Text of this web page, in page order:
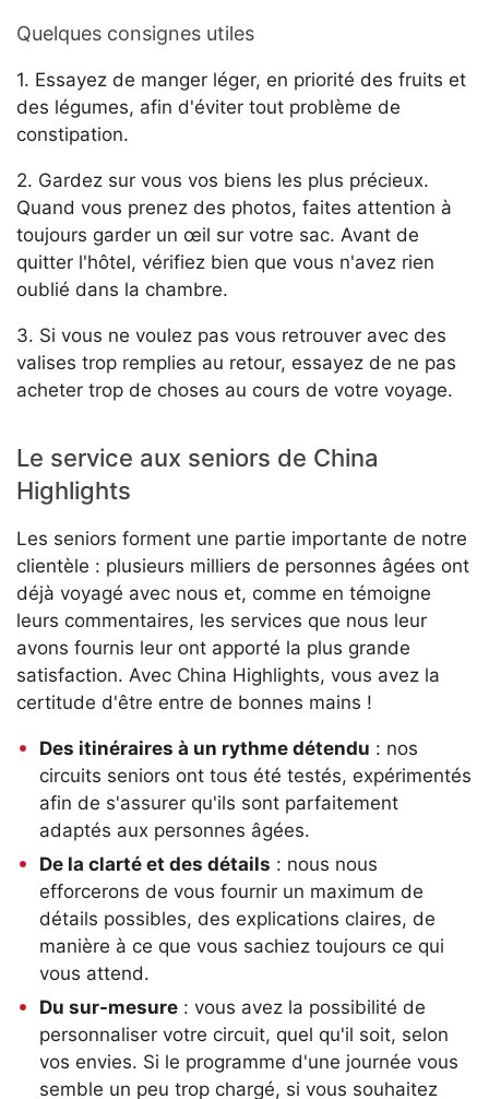
Quelques consignes utiles
1. Essayez de manger léger, en priorité des fruits et
des légumes, afin d'éviter tout problème de
constipation.
2. Gardez sur vous vos biens les plus précieux.
Quand vous prenez des photos, faites attention à
toujours garder un œil sur votre sac. Avant de
quitter l'hôtel, vérifiez bien que vous n'avez rien
oublié dans la chambre.
3. Si vous ne voulez pas vous retrouver avec des
valises trop remplies au retour, essayez de ne pas
acheter trop de choses au cours de votre voyage.
Le service aux seniors de China
Highlights
Les seniors forment une partie importante de notre
clientèle : plusieurs milliers de personnes âgées ont
déjà voyagé avec nous et, comme en témoigne
leurs commentaires, les services que nous leur
avons fournis leur ont apporté la plus grande
satisfaction. Avec China Highlights, vous avez la
certitude d'être entre de bonnes mains !
Des itinéraires à un rythme détendu : nos
circuits seniors ont tous été testés, expérimentés
afin de s'assurer qu'ils sont parfaitement
adaptés aux personnes âgées.
De la clarté et des détails : nous nous
efforcerons de vous fournir un maximum de
détails possibles, des explications claires, de
manière à ce que vous sachiez toujours ce qui
vous attend.
Du sur-mesure : vous avez la possibilité de
personnaliser votre circuit, quel qu'il soit, selon
vos envies. Si le programme d'une journée vous
semble un peu trop chargé, si vous souhaitez